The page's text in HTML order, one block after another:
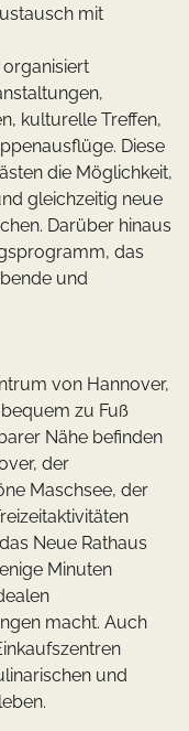
mit
organisiert
kulturelle Treffen,
Diese
die Möglichkeit,
gleichzeitig neue
Darüber hinaus
das
und
von Hannover,
zu Fuß
Nähe befinden
der
Maschsee, der
Neue Rathaus
Minuten
macht. Auch
und